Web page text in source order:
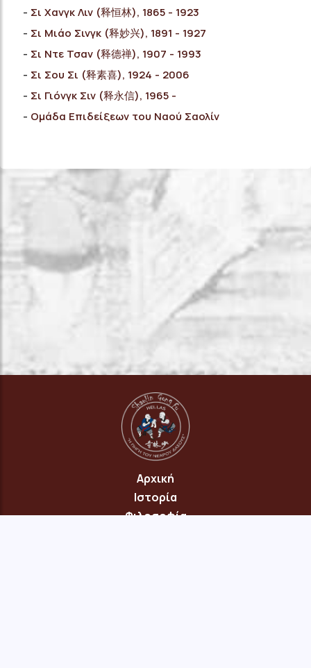
Σι Χανγκ Λιν (释恒林), 1865 - 1923
Σι Μιάο Σινγκ (释妙兴), 1891 - 1927
Σι Ντε Τσαν (释德禅), 1907 - 1993
Σι Σου Σι (释素喜), 1924 - 2006
Σι Γιόνγκ Σιν (释永信), 1965 -
Ομάδα Επιδείξεων του Ναού Σαολίν
Αρχική
Ιστορία
Φιλοσοφία